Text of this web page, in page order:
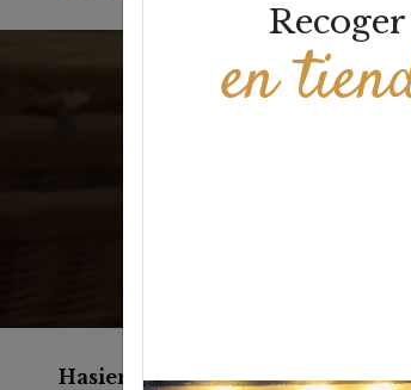
Hasiera Okindegia
Recoger
en